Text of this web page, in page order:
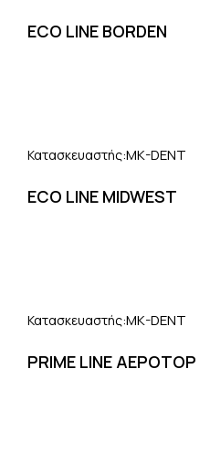
ECO LINE BORDEN
ECO LINE MIDWEST
Κατασκευαστής:MK-DENT
PRIME LINE ΑΕΡΟΤΟΡ
Κατασκευαστής:MK-DENT